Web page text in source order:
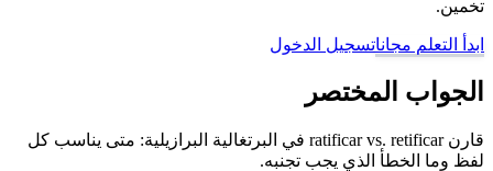
تخمين.
ابدأ التعلم مجاناتسجيل الدخول
الجواب المختصر
قارن ratificar vs. retificar في البرتغالية البرازيلية: متى يناسب كل
لفظ وما الخطأ الذي يجب تجنبه.